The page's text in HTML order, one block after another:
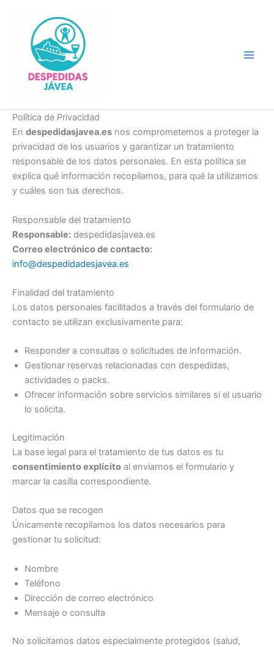
contenido
Política de Privacidad
En despedidasjavea.es nos comprometemos a proteger la
privacidad de los usuarios y garantizar un tratamiento
responsable de los datos personales. En esta política se
explica qué información recopilamos, para qué la utilizamos
y cuáles son tus derechos.
Responsable del tratamiento
Responsable: despedidasjavea.es
Correo electrónico de contacto:
info@despedidadesjavea.es
Finalidad del tratamiento
Los datos personales facilitados a través del formulario de
contacto se utilizan exclusivamente para:
Responder a consultas o solicitudes de información.
Gestionar reservas relacionadas con despedidas,
actividades o packs.
Ofrecer información sobre servicios similares si el usuario
lo solicita.
Legitimación
La base legal para el tratamiento de tus datos es tu
consentimiento explícito al enviarnos el formulario y
marcar la casilla correspondiente.
Datos que se recogen
Únicamente recopilamos los datos necesarios para
gestionar tu solicitud:
Nombre
Teléfono
Dirección de correo electrónico
Mensaje o consulta
No solicitamos datos especialmente protegidos (salud,